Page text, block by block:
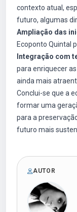
contexto atual,
futuro, algumas
Ampliação das
Ecoponto Quintal
Integração com
para enriquecer
ainda mais
Conclui-se que a
formar uma
para a
futuro mais
AUTOR